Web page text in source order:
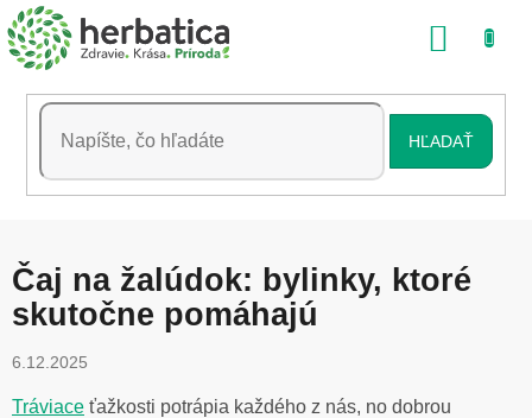
Prejsť
na
obsah
HĽADAŤ
Čaj na žalúdok: bylinky, ktoré
skutočne pomáhajú
6.12.2025
Tráviace ťažkosti potrápia každého z nás, no dobrou